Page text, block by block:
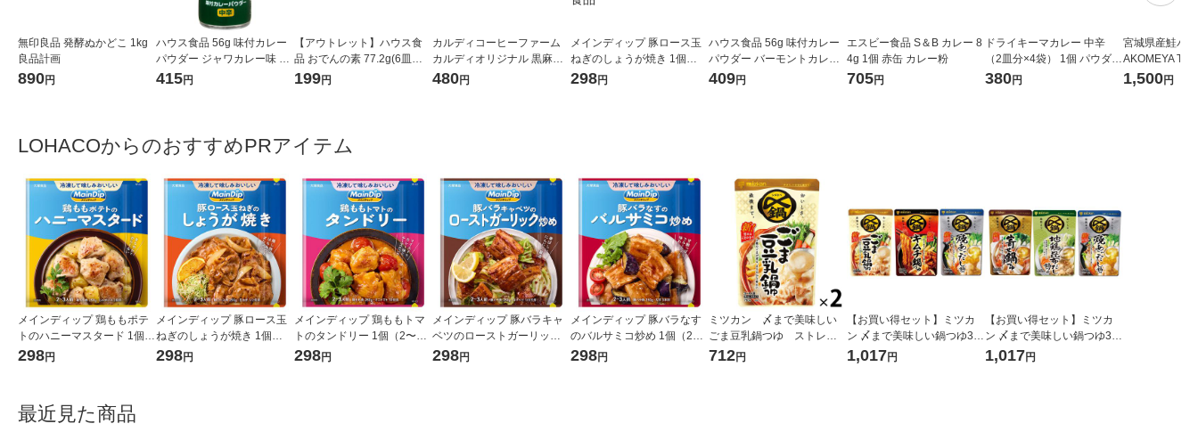
無印良品 発酵ぬかどこ 1kg
良品計画
890円
ハウス食品 56g 味付カレー
パウダー ジャワカレー味 1
個 【お弁当、ポテトサラ
415円
【アウトレット】ハウス食
品 おでんの素 77.2g(6皿分×
4袋) 1セット(2個入)
199円
カルディコーヒーファーム
カルディオリジナル 黒麻婆
豆腐の素 100g 1セット（2
480円
メインディップ 豚ロース玉
ねぎのしょうが焼き 1個
（2〜3人前） (冷凍ストック
298円
ハウス食品 56g 味付カレー
パウダー バーモントカレー
味 1個 【お弁当、ポテトサ
409円
エスビー食品 S＆B カレー 8
4g 1個 赤缶 カレー粉
705円
ドライキーマカレー 中辛
（2皿分×4袋） 1個 パウダー
ルウ カレールウ エスビー食
380円
宮城県産鮭バ
AKOMEYA
1,500円
LOHACOからのおすすめPRアイテム
メインディップ 鶏ももポテ
トのハニーマスタード 1個
（2〜3人前） (冷凍ストック
298円
メインディップ 豚ロース玉
ねぎのしょうが焼き 1個
（2〜3人前） (冷凍ストック
298円
メインディップ 鶏ももトマ
トのタンドリー 1個（2〜3
人前） (冷凍ストックしてお
298円
メインディップ 豚バラキャ
ベツのローストガーリック
炒め 1個（2〜3人前） 冷凍
298円
メインディップ 豚バラなす
のバルサミコ炒め 1個（2〜
3人前） (冷凍ストックして
298円
ミツカン 〆まで美味しい
ごま豆乳鍋つゆ ストレー
ト 750g＜3〜4人前＞ 1
712円
【お買い得セット】ミツカ
ン 〆まで美味しい鍋つゆ3種
セット（ごま豆乳鍋つゆ、
キムチ鍋つゆ、焼あごだし
1,017円
【お買い得セット】ミツカ
ン 〆まで美味しい鍋つゆ3種
セット（寄せ鍋、地鶏昆布
だし、焼あごだし）
1,017円
最近見た商品